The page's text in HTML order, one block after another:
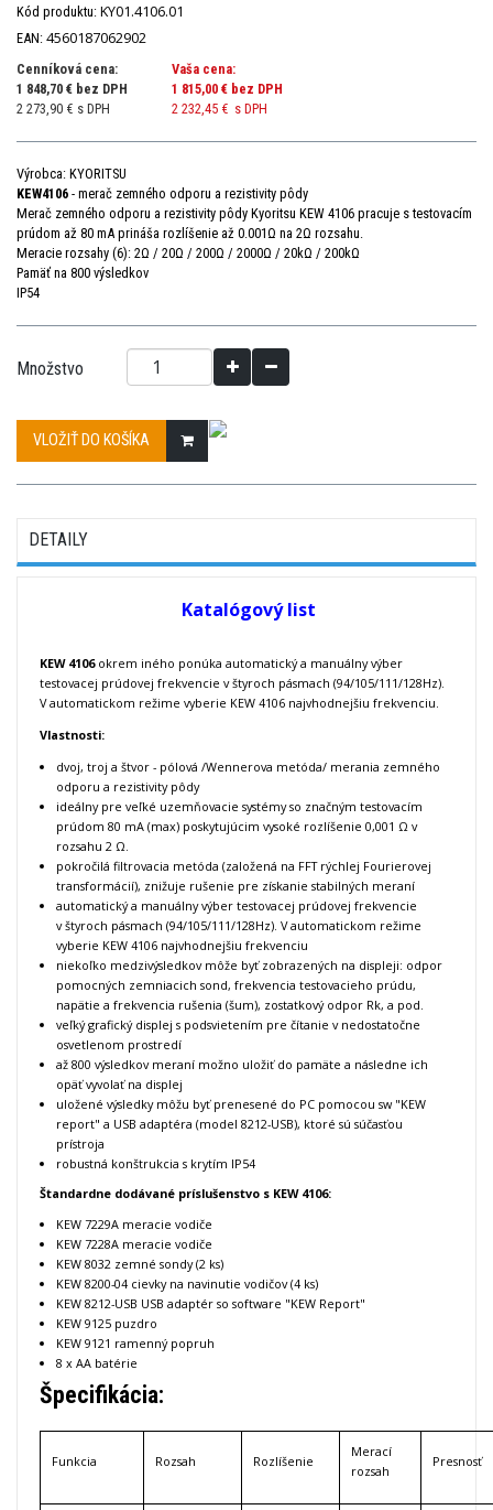
Kód produktu: KY01.4106.01
EAN: 4560187062902
Cenníková cena:
1 848,70 € bez DPH
2 273,90 € s DPH
Vaša cena:
1 815,00 € bez DPH
2 232,45 € s DPH
Výrobca: KYORITSU
KEW4106 - merač zemného odporu a rezistivity pôdy
Merač zemného odporu a rezistivity pôdy Kyoritsu KEW 4106 pracuje s testovacím
prúdom až 80 mA prináša rozlíšenie až 0.001Ω na 2Ω rozsahu.
Meracie rozsahy (6): 2Ω / 20Ω / 200Ω / 2000Ω / 20kΩ / 200kΩ
Pamäť na 800 výsledkov
IP54
Množstvo
VLOŽIŤ DO KOŠÍKA
DETAILY
Katalógový list
KEW 4106okrem iného ponúka automatický a manuálny výber
testovacej prúdovej frekvencie v štyroch pásmach (94/105/111/128Hz).
V automatickom režime vyberie KEW 4106 najvhodnejšiu frekvenciu.
Vlastnosti:
dvoj, troj a štvor - pólová /Wennerova metóda/ merania zemného
odporu a rezistivity pôdy
ideálny pre veľké uzemňovacie systémy so značným testovacím
prúdom 80 mA (max) poskytujúcim vysoké rozlíšenie 0,001 Ω v
rozsahu 2 Ω.
pokročilá filtrovacia metóda (založená na FFT rýchlej Fourierovej
transformácií), znižuje rušenie pre získanie stabilných meraní
automatický a manuálny výber testovacej prúdovej frekvencie
v štyroch pásmach (94/105/111/128Hz). V automatickom režime
vyberie KEW 4106 najvhodnejšiu frekvenciu
niekoľko medzivýsledkov môže byť zobrazených na displeji: odpor
pomocných zemniacich sond, frekvencia testovacieho prúdu,
napätie a frekvencia rušenia (šum), zostatkový odpor Rk, a pod.
veľký grafický displej s podsvietením pre čítanie v nedostatočne
osvetlenom prostredí
až 800 výsledkov meraní možno uložiť do pamäte a následne ich
opäť vyvolať na displej
uložené výsledky môžu byť prenesené do PC pomocou sw "KEW
report" a USB adaptéra (model 8212-USB), ktoré sú súčasťou
prístroja
robustná konštrukcia s krytím IP54
Štandardne dodávané príslušenstvo s KEW 4106:
KEW 7229A meracie vodiče
KEW 7228A meracie vodiče
KEW 8032 zemné sondy (2 ks)
KEW 8200-04 cievky na navinutie vodičov (4 ks)
KEW 8212-USB USB adaptér so software "KEW Report"
KEW 9125 puzdro
KEW 9121 ramenný popruh
8 x AA batérie
Špecifikácia:
Funkcia Rozsah Rozlíšenie
Merací
rozsah
Presnosť